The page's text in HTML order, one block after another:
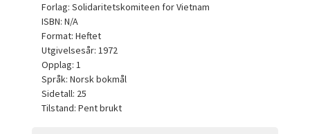
Forlag: Solidaritetskomiteen for Vietnam
ISBN: N/A
Format: Heftet
Utgivelsesår: 1972
Opplag: 1
Språk: Norsk bokmål
Sidetall: 25
Tilstand: Pent brukt